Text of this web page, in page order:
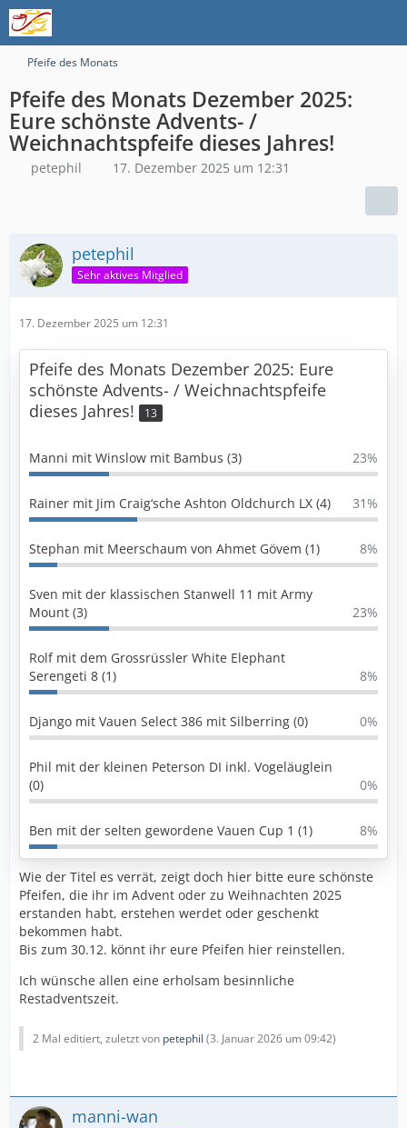
Pfeife des Monats
Pfeife des Monats Dezember 2025:
Eure schönste Advents- /
Weichnachtspfeife dieses Jahres!
petephil 17. Dezember 2025 um 12:31
petephil
Sehr aktives Mitglied
17. Dezember 2025 um 12:31
Pfeife des Monats Dezember 2025: Eure
schönste Advents- / Weichnachtspfeife
dieses Jahres!
13
Manni mit Winslow mit Bambus (3) 23%
Rainer mit Jim Craig‘sche Ashton Oldchurch LX (4) 31%
Stephan mit Meerschaum von Ahmet Gövem (1) 8%
Sven mit der klassischen Stanwell 11 mit Army
Mount (3)
23%
Rolf mit dem Grossrüssler White Elephant
Serengeti 8 (1)
8%
Django mit Vauen Select 386 mit Silberring (0) 0%
Phil mit der kleinen Peterson DI inkl. Vogeläuglein
(0)
0%
Ben mit der selten gewordene Vauen Cup 1 (1) 8%
Wie der Titel es verrät, zeigt doch hier bitte eure schönste
Pfeifen, die ihr im Advent oder zu Weihnachten 2025
erstanden habt, erstehen werdet oder geschenkt
bekommen habt.
Bis zum 30.12. könnt ihr eure Pfeifen hier reinstellen.
Ich wünsche allen eine erholsam besinnliche
Restadventszeit.
2 Mal editiert, zuletzt von petephil (3. Januar 2026 um 09:42)
manni-wan